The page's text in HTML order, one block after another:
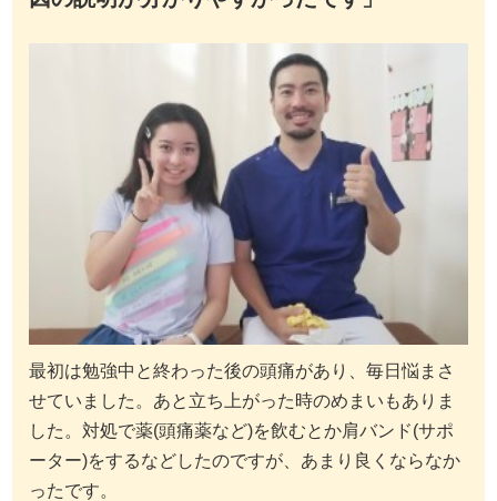
最初は勉強中と終わった後の頭痛があり、毎日悩まさ
せていました。あと立ち上がった時のめまいもありま
した。対処で薬(頭痛薬など)を飲むとか肩バンド(サポ
ーター)をするなどしたのですが、あまり良くならなか
ったです。